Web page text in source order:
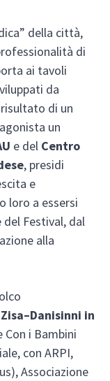
della città,
di
ai tavoli
da
di un
un
e del Centro
, presidi
e
loro a essersi
Festival, dal
alla
in
Con i Bambini
con ARPI,
Associazione